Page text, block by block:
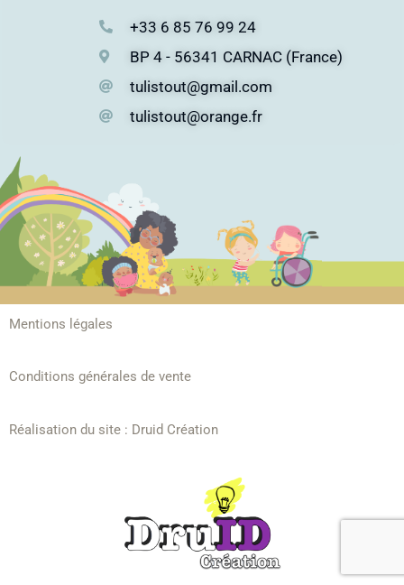
+33 6 85 76 99 24
BP 4 - 56341 CARNAC (France)
tulistout@gmail.com
tulistout@orange.fr
Mentions légales
Conditions générales de vente
Réalisation du site : Druid Création